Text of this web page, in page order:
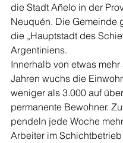
die Stadt Añelo in der
Neuquén. Die Gemeinde
die „Hauptstadt des
Argentiniens.
Innerhalb von etwas mehr
Jahren wuchs die
weniger als 3.000 auf
permanente Bewohner.
pendeln jede Woche
Arbeiter im